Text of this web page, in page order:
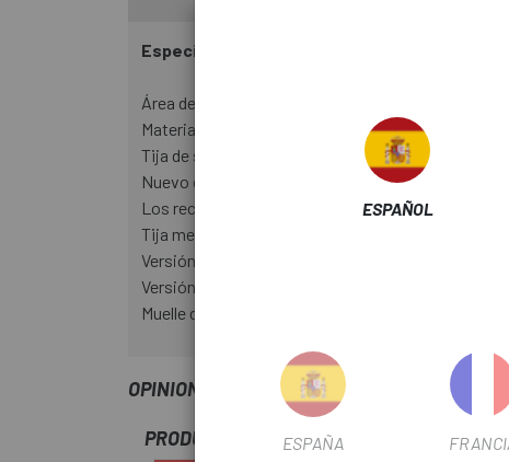
Especificaciones técnicas:
Área de aplicación: MTB XC/ Maratón
Material: aluminio
Tija de sillín Dropper Post con cableado interno
Nuevo diseño ligero
Los recortes en la tija facilitan la instalación del
Tija mecánica Vario con 2 posiciones
Versión de recorrido largo diseñada para
Versión de carrera corta optimizada para cuadros
Muelle de acero para un funcionamiento continuo y
OPINIONES
PRODUCTOS SIMILARES
ESPAÑOL
ESPAÑA